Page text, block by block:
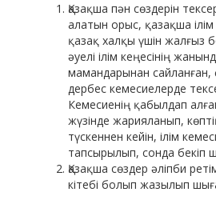
Қазақша пән сөздерін
алатын орыс, қазақша
қазақ халқы үшін жалғыз
әуелі ілім кеңесінің
мамандарынан сайланған,
дербес кемесиелерде
Кемесиенің қабылдап
жүзінде жарияланып,
түскеннен кейін, ілім
тапсырылып, сонда бекіп
Қазақша сөздер әліпби
кітебі болып жазылып